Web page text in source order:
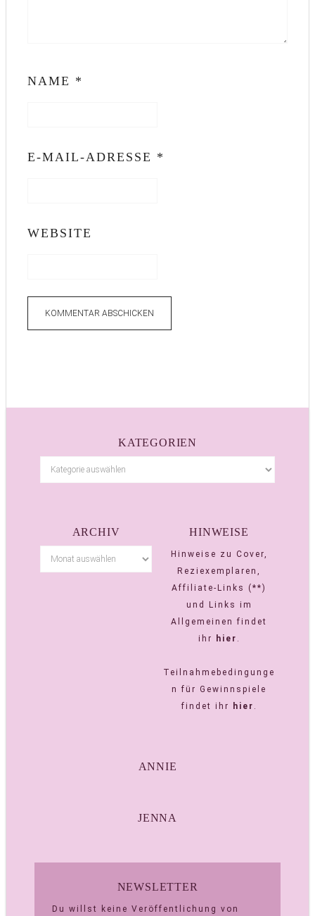
NAME *
E-MAIL-ADRESSE *
WEBSITE
KATEGORIEN
ARCHIV HINWEISE
Hinweise zu Cover,
Reziexemplaren,
Affiliate-Links (**)
und Links im
Allgemeinen findet
ihr
hier .
Teilnahmebedingunge
n für Gewinnspiele
findet ihr
hier .
ANNIE
JENNA
NEWSLETTER
Du willst keine Veröffentlichung von